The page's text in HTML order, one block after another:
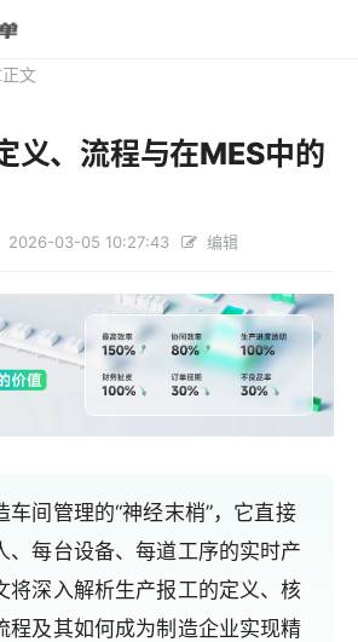
文
义、流程与在MES中的
2026-03-05 10:27:43 编辑
车间管理的“神经末梢”，它直接
、每台设备、每道工序的实时产
将深入解析生产报工的定义、核
程及其如何成为制造企业实现精